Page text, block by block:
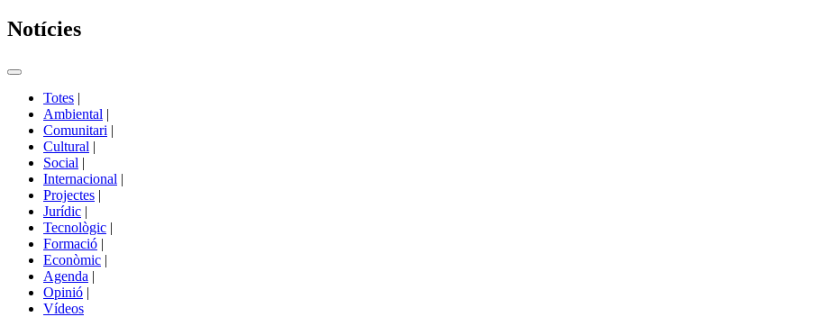
Notícies
Commutador
portals
Totes |
Ambiental |
Comunitari |
Cultural |
Social |
Internacional |
Projectes |
Jurídic |
Tecnològic |
Formació |
Econòmic |
Agenda |
Opinió |
Vídeos